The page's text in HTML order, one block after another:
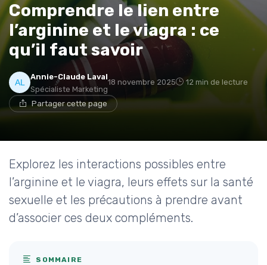
Comprendre le lien entre
l’arginine et le viagra : ce
qu’il faut savoir
Annie-Claude Laval
Spécialiste Marketing
18 novembre 2025 12 min de lecture
Partager cette page
Explorez les interactions possibles entre
l’arginine et le viagra, leurs effets sur la santé
sexuelle et les précautions à prendre avant
d’associer ces deux compléments.
SOMMAIRE